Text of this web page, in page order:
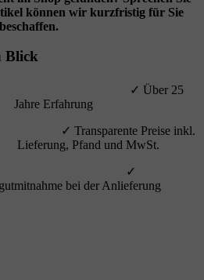
können wir kurzfristig für Sie
beschaffen.
Blick
✓ Über 25
Jahre Erfahrung
✓ Transparente Preise inkl.
Lieferung, Pfand und MwSt.
bei der Anlieferung